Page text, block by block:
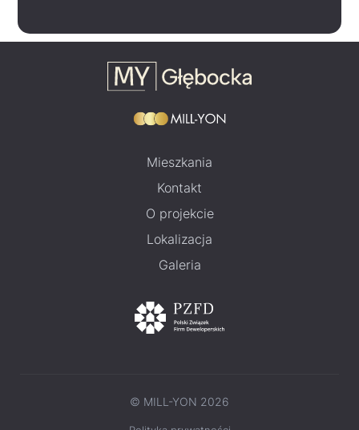
Mieszkania
Kontakt
O projekcie
Lokalizacja
Galeria
© MILL-YON 2026